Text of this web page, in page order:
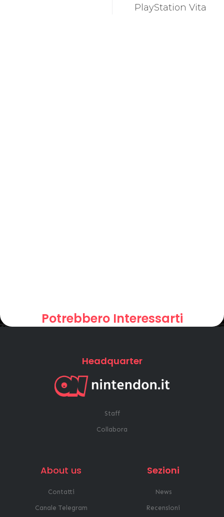
PlayStation Vita
Potrebbero Interessarti
Headquarter
Staff
Collabora
About us
Contatti
Canale Telegram
Sezioni
News
Recensioni